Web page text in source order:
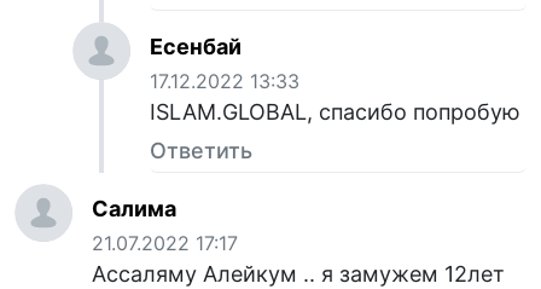
Есенбай
17.12.2022 13:33
ISLAM.GLOBAL, спасибо попробую
Ответить
Салима
21.07.2022 17:17
Ассаляму Алейкум .. я замужем 12лет